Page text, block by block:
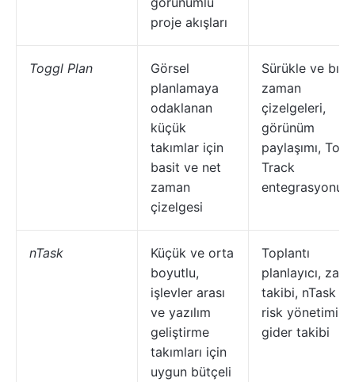
proje akışları
Toggl Plan
Görsel
planlamaya
odaklanan
küçük
takımlar için
basit ve net
zaman
çizelgesi
Sürükle ve
zaman
çizelgeleri,
görünüm
paylaşımı,
Track
entegrasyonu
nTask
Küçük ve orta
boyutlu,
işlevler arası
ve yazılım
geliştirme
takımları için
uygun bütçeli
Toplantı
planlayıcı,
takibi, nTask AI,
risk yönetimi,
gider takibi